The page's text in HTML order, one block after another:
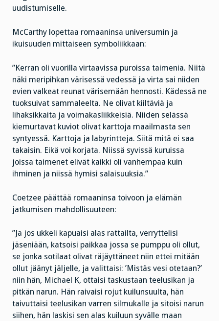
uudistumiselle.
McCarthy lopettaa romaaninsa universumin ja
ikuisuuden mittaiseen symboliikkaan:
”Kerran oli vuorilla virtaavissa puroissa taimenia. Niitä
näki meripihkan värisessä vedessä ja virta sai niiden
evien valkeat reunat värisemään hennosti. Kädessä ne
tuoksuivat sammaleelta. Ne olivat kiiltäviä ja
lihaksikkaita ja voimakasliikkeisiä. Niiden selässä
kiemurtavat kuviot olivat karttoja maailmasta sen
syntyessä. Karttoja ja labyrintteja. Siitä mitä ei saa
takaisin. Eikä voi korjata. Niissä syvissä kuruissa
joissa taimenet elivät kaikki oli vanhempaa kuin
ihminen ja niissä hymisi salaisuuksia.”
Coetzee päättää romaaninsa toivoon ja elämän
jatkumisen mahdollisuuteen:
”Ja jos ukkeli kapuaisi alas rattailta, verryttelisi
jäseniään, katsoisi paikkaa jossa se pumppu oli ollut,
se jonka sotilaat olivat räjäyttäneet niin ettei mitään
ollut jäänyt jäljelle, ja valittaisi: ’Mistäs vesi otetaan?’
niin hän, Michael K, ottaisi taskustaan teelusikan ja
pitkän narun. Hän raivaisi rojut kuilunsuulta, hän
taivuttaisi teelusikan varren silmukalle ja sitoisi narun
siihen, hän laskisi sen alas kuiluun syvälle maan